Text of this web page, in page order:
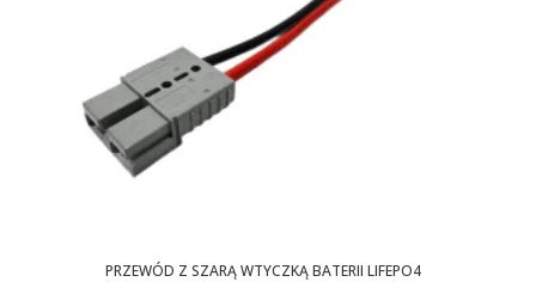
PRZEWÓD Z SZARĄ WTYCZKĄ BATERII LIFEPO4